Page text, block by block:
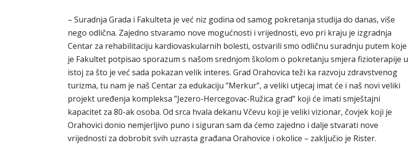
– Suradnja Grada i Fakulteta je već niz godina od samog pokretanja studija do danas, više
nego odlična. Zajedno stvaramo nove mogućnosti i vrijednosti, evo pri kraju je izgradnja
Centar za rehabilitaciju kardiovaskularnih bolesti, ostvarili smo odličnu suradnju putem koje
je Fakultet potpisao sporazum s našom srednjom školom o pokretanju smjera fizioterapije u
istoj za što je već sada pokazan velik interes. Grad Orahovica teži ka razvoju zdravstvenog
turizma, tu nam je naš Centar za edukaciju ”Merkur”, a veliki utjecaj imat će i naš novi veliki
projekt uređenja kompleksa ”Jezero-Hercegovac-Ružica grad” koji će imati smještajni
kapacitet za 80-ak osoba. Od srca hvala dekanu Včevu koji je veliki vizionar, čovjek koji je
Orahovici donio nemjerljivo puno i siguran sam da ćemo zajedno i dalje stvarati nove
vrijednosti za dobrobit svih uzrasta građana Orahovice i okolice – zaključio je Rister.